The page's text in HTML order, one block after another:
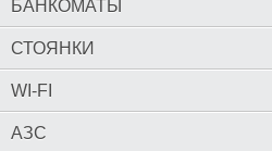
БАНКОМАТЫ
СТОЯНКИ
WI-FI
АЗС